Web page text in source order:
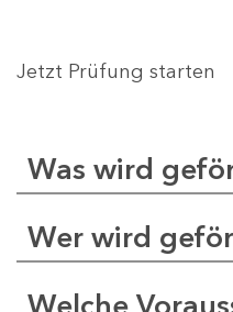
Jetzt Prüfung starten
Was wird
Wer wird
Welche